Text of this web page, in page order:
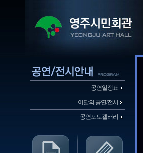
공연일정표
이달의 공연/전시
공연포토갤러리